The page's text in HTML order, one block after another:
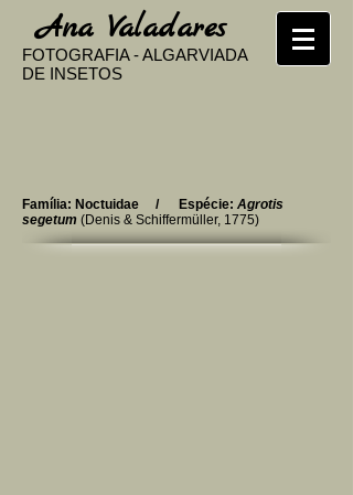
​Ana Valadares
FOTOGRAFIA - ALGARVIADA
DE INSETOS
Família: Noctuidae / Espécie: Agrotis
segetum (Denis & Schiffermüller, 1775)